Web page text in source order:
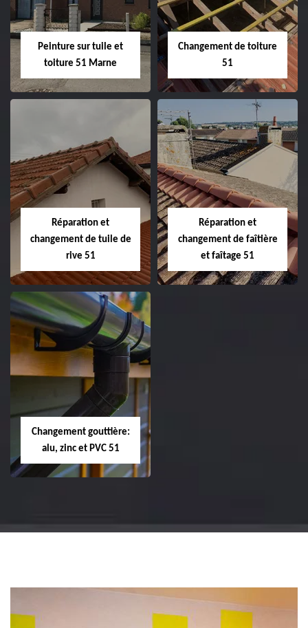
Peinture sur tuile et
toiture 51 Marne
Peinture sur tuile
et toiture 51
Marne
Changement de toiture
51
Changement de
toiture 51
Réparation et
changement de tuile de
rive 51
Réparation et
changement de
tuile de rive 51
Réparation et
changement de faîtière
et faîtage 51
Changement gouttière:
alu, zinc et PVC 51
et PVC 51